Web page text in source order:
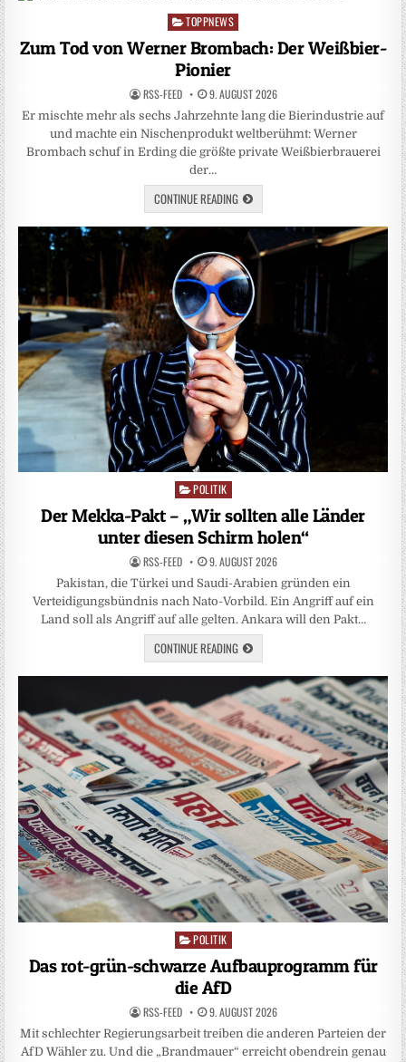
Posted
TOPPNEWS
Zum Tod von Werner Brombach: Der Weißbier-
Pionier
RSS-FEED 9. AUGUST 2026
Er mischte mehr als sechs Jahrzehnte lang die Bierindustrie auf
und machte ein Nischenprodukt weltberühmt: Werner
Brombach schuf in Erding die größte private Weißbierbrauerei
der…
CONTINUE READING
Posted
POLITIK
Der Mekka-Pakt – „Wir sollten alle Länder
unter diesen Schirm holen“
RSS-FEED 9. AUGUST 2026
Pakistan, die Türkei und Saudi-Arabien gründen ein
Verteidigungsbündnis nach Nato-Vorbild. Ein Angriff auf ein
Land soll als Angriff auf alle gelten. Ankara will den Pakt…
CONTINUE READING
Posted
POLITIK
Das rot-grün-schwarze Aufbauprogramm für
die AfD
RSS-FEED 9. AUGUST 2026
Mit schlechter Regierungsarbeit treiben die anderen Parteien der
AfD Wähler zu. Und die „Brandmauer“ erreicht obendrein genau